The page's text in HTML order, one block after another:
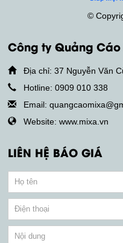
©
Công ty Quảng Cáo
Địa chỉ: 37 Nguyễn Văn
Hotline: 0909 010 338
Email:
Website: www.mixa.vn
LIÊN HỆ BÁO GIÁ